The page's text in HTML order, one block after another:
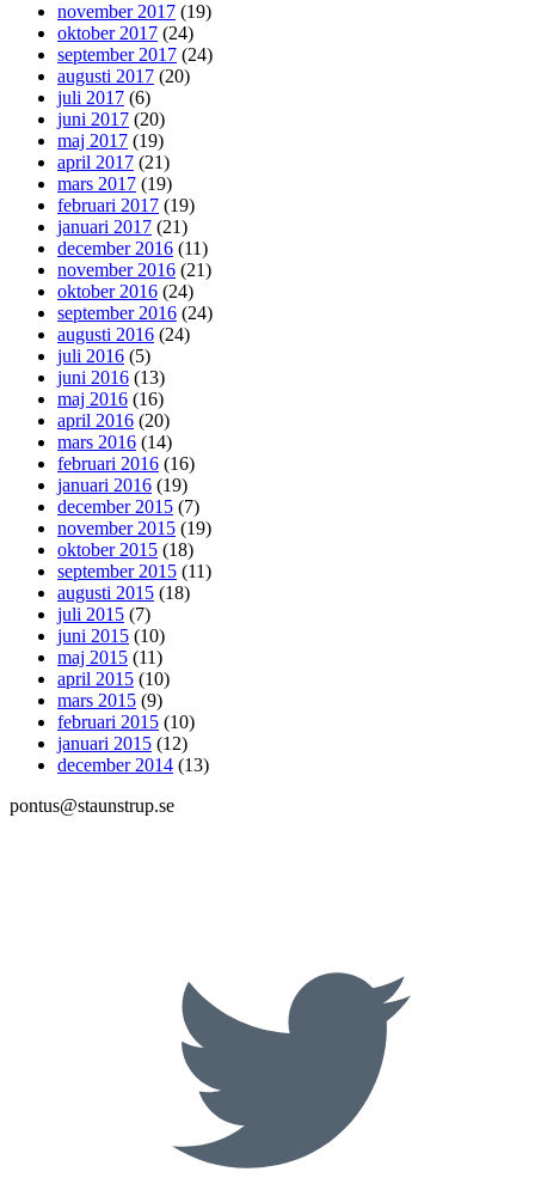
november 2017 (19)
oktober 2017 (24)
september 2017 (24)
augusti 2017 (20)
juli 2017 (6)
juni 2017 (20)
maj 2017 (19)
april 2017 (21)
mars 2017 (19)
februari 2017 (19)
januari 2017 (21)
december 2016 (11)
november 2016 (21)
oktober 2016 (24)
september 2016 (24)
augusti 2016 (24)
juli 2016 (5)
juni 2016 (13)
maj 2016 (16)
april 2016 (20)
mars 2016 (14)
februari 2016 (16)
januari 2016 (19)
december 2015 (7)
november 2015 (19)
oktober 2015 (18)
september 2015 (11)
augusti 2015 (18)
juli 2015 (7)
juni 2015 (10)
maj 2015 (11)
april 2015 (10)
mars 2015 (9)
februari 2015 (10)
januari 2015 (12)
december 2014 (13)
pontus@staunstrup.se